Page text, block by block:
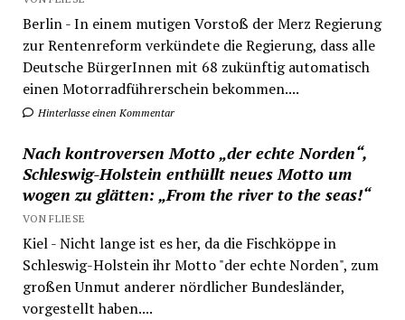
Berlin - In einem mutigen Vorstoß der Merz Regierung
zur Rentenreform verkündete die Regierung, dass alle
Deutsche BürgerInnen mit 68 zukünftig automatisch
einen Motorradführerschein bekommen....
Hinterlasse einen Kommentar
Nach kontroversen Motto „der echte Norden“,
Schleswig-Holstein enthüllt neues Motto um
wogen zu glätten: „From the river to the seas!“
VON FLIESE
Kiel - Nicht lange ist es her, da die Fischköppe in
Schleswig-Holstein ihr Motto "der echte Norden", zum
großen Unmut anderer nördlicher Bundesländer,
vorgestellt haben....